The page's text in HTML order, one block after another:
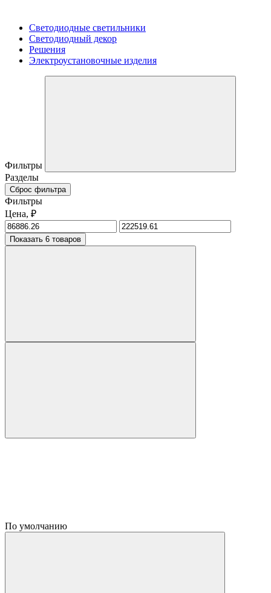
Светодиодные светильники
Светодиодный декор
Решения
Электроустановочные изделия
Фильтры
Разделы
Сброс фильтра
Фильтры
Цена, ₽
Показать 6 товаров
По умолчанию